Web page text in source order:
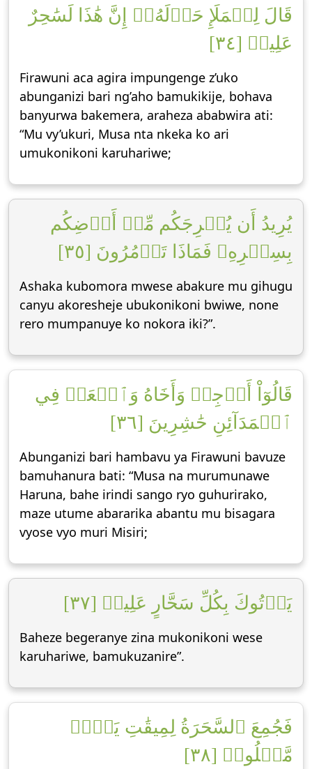
قَالَ لِلۡمَلَإِ حَوۡلَهُۥٓ إِنَّ هَٰذَا لَسَٰحِرٌ
عَلِيمٞ [٣٤]
Firawuni aca agira impungenge z’uko
abunganizi bari ng’aho bamukikije, bohava
banyurwa bakemera, araheza ababwira ati:
“Mu vy’ukuri, Musa nta nkeka ko ari
umukonikoni karuhariwe;
يُرِيدُ أَن يُخۡرِجَكُم مِّنۡ أَرۡضِكُم
بِسِحۡرِهِۦ فَمَاذَا تَأۡمُرُونَ [٣٥]
Ashaka kubomora mwese abakure mu gihugu
canyu akoresheje ubukonikoni bwiwe, none
rero mumpanuye ko nokora iki?”.
قَالُوٓاْ أَرۡجِهۡ وَأَخَاهُ وَٱبۡعَثۡ فِي
ٱلۡمَدَآئِنِ حَٰشِرِينَ [٣٦]
Abunganizi bari hambavu ya Firawuni bavuze
bamuhanura bati: “Musa na murumunawe
Haruna, bahe irindi sango ryo guhurirako,
maze utume abararika abantu mu bisagara
vyose vyo muri Misiri;
يَأۡتُوكَ بِكُلِّ سَحَّارٍ عَلِيمٖ [٣٧]
Baheze begeranye zina mukonikoni wese
karuhariwe, bamukuzanire”.
فَجُمِعَ ٱلسَّحَرَةُ لِمِيقَٰتِ يَوۡمٖ
مَّعۡلُومٖ [٣٨]